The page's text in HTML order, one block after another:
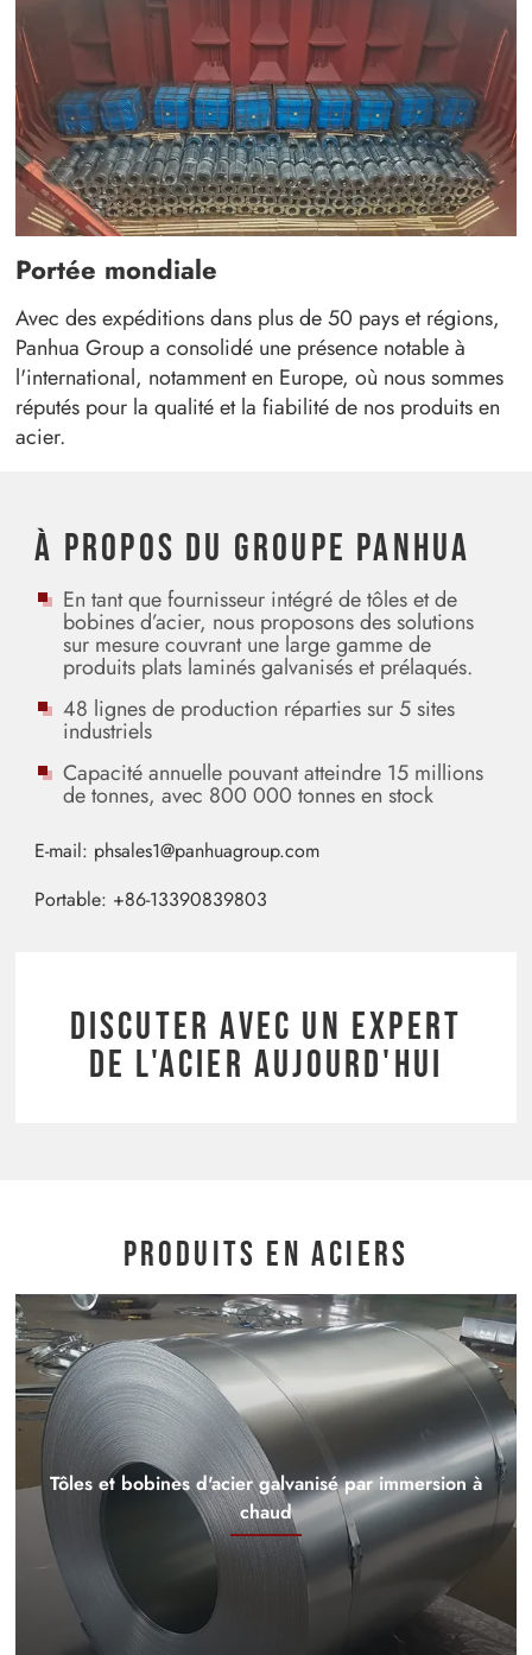
Portée mondiale
Avec des expéditions dans plus de 50 pays et régions,
Panhua Group a consolidé une présence notable à
l'international, notamment en Europe, où nous sommes
réputés pour la qualité et la fiabilité de nos produits en
acier.
À propos du Groupe Panhua
En tant que fournisseur intégré de tôles et de
bobines d’acier, nous proposons des solutions
sur mesure couvrant une large gamme de
produits plats laminés galvanisés et prélaqués.
48 lignes de production réparties sur 5 sites
industriels
Capacité annuelle pouvant atteindre 15 millions
de tonnes, avec 800 000 tonnes en stock
E-mail: phsales1@panhuagroup.com
Portable: +86-13390839803
Discuter avec un expert
de l'acier aujourd'hui
Produits en aciers
Tôles et bobines d'acier galvanisé par immersion à
chaud